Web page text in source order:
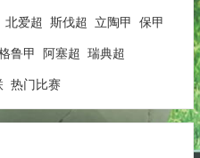
北爱超 斯伐超 立陶甲 保甲
鲁甲 阿塞超 瑞典超
热门比赛